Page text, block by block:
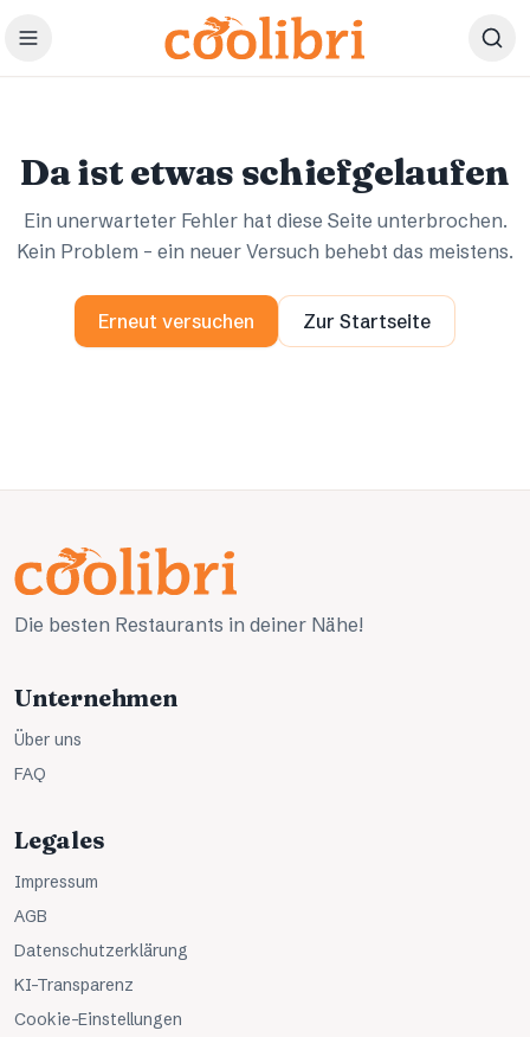
Zum Hauptinhalt springen
Da ist etwas schiefgelaufen
Ein unerwarteter Fehler hat diese Seite unterbrochen.
Kein Problem – ein neuer Versuch behebt das meistens.
Erneut versuchen Zur Startseite
Die besten Restaurants in deiner Nähe!
Unternehmen
Über uns
FAQ
Legales
Impressum
AGB
Datenschutzerklärung
KI-Transparenz
Cookie-Einstellungen